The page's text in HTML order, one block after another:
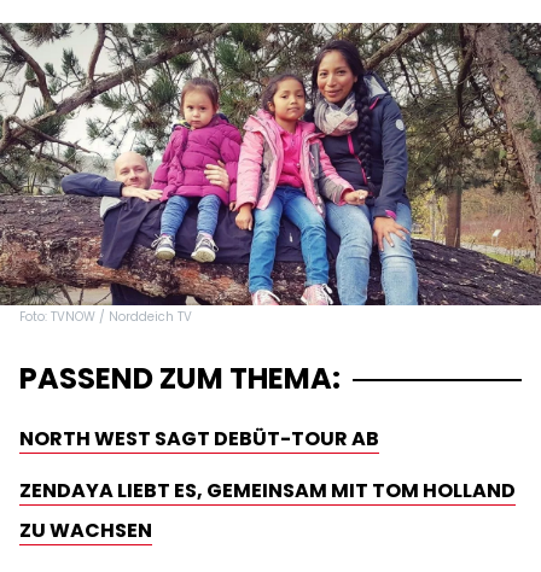
Foto: TVNOW / Norddeich TV
PASSEND ZUM THEMA:
NORTH WEST SAGT DEBÜT-TOUR AB
ZENDAYA LIEBT ES, GEMEINSAM MIT TOM HOLLAND
ZU WACHSEN